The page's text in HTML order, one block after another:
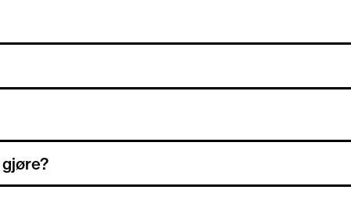
aktuelt for dere å samarbeide med for å
et slikt samarbeid se ut?